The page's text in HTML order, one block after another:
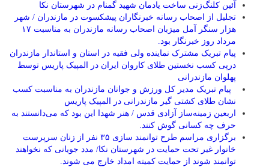
آئین کلنگ‌زنی ساخت یادمان شهید گمنام در شهرستان نکا
تجلیل از اصحاب رسانه خبرنگاران پیشکسوت در مازندران / شهر
هزار سنگر آمل میزبان اصحاب رسانه مازندران به مناسبت ۱۷
مرداد روز خبرنگار بود.
پیام تبریک مشترک نماینده ولی فقیه در استان و استاندار مازندران
درپی کسب نخستین طلای کاروان ایران در المپیک پاریس توسط
پهلوان مازندرانی
‍ ‍ پیام تبریک مدیر کل ورزش و جوانان مازندران به مناسبت کسب
نشان طلای کشتی گیر مازندرانی در المپیک پاریس
اربعین زمینه‌ساز آزادی قدس / هنر شهدا این بود که می‌دانستند به
حرف چه کسانی گوش کنند.
برگزاری مراسم طرح توانمند سازی ۳۵ نفر از زنان سرپرست
خانوار غیر تحت حمایت در شهرستان نکا/ مدد جویانی که نخواهند
توانمند شوند از حمایت کمیته امداد خارج می شوند.